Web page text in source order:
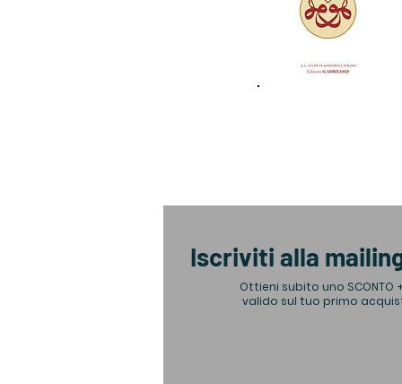
Iscriviti alla
Ottieni subito uno SCONTO
valido sul tuo primo